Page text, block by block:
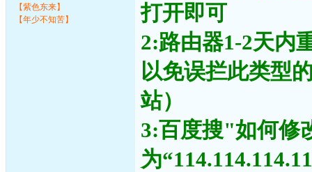
【紫色东来】
【年少不知苦】
打开即可
2:路由器1-2天内
以免误拦此类型
站）
3:百度搜"如何修
为